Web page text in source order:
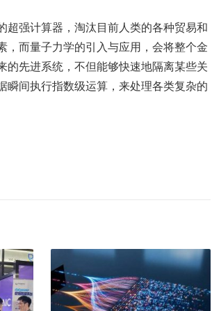
强计算器，淘汰目前人类的各种贸易和
而量子力学的引入与应用，会将整个金
先进系统，不但能够快速地隔离某些关
间执行指数级运算，来处理各类复杂的